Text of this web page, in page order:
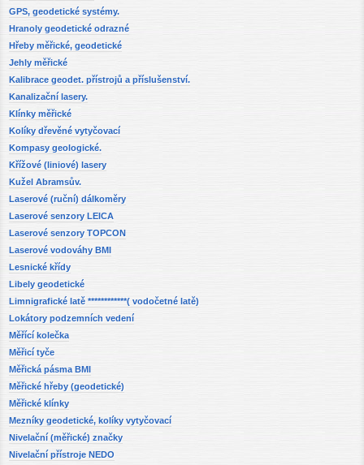
GPS, geodetické systémy.
Hranoly geodetické odrazné
Hřeby měřické, geodetické
Jehly měřické
Kalibrace geodet. přístrojů a příslušenství.
Kanalizační lasery.
Klínky měřické
Kolíky dřevěné vytyčovací
Kompasy geologické.
Křížové (liniové) lasery
Kužel Abramsův.
Laserové (ruční) dálkoměry
Laserové senzory LEICA
Laserové senzory TOPCON
Laserové vodováhy BMI
Lesnické křídy
Libely geodetické
Limnigrafické latě ************( vodočetné latě)
Lokátory podzemních vedení
Měřící kolečka
Měřicí tyče
Měřická pásma BMI
Měřické hřeby (geodetické)
Měřické klínky
Mezníky geodetické, kolíky vytyčovací
Nivelační (měřické) značky
Nivelační přístroje NEDO